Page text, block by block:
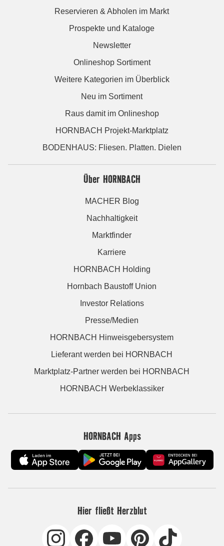
Reservieren & Abholen im Markt
Prospekte und Kataloge
Newsletter
Onlineshop Sortiment
Weitere Kategorien im Überblick
Neu im Sortiment
Raus damit im Onlineshop
HORNBACH Projekt-Marktplatz
BODENHAUS: Fliesen. Platten. Dielen
Über HORNBACH
MACHER Blog
Nachhaltigkeit
Marktfinder
Karriere
HORNBACH Holding
Hornbach Baustoff Union
Investor Relations
Presse/Medien
HORNBACH Hinweisgebersystem
Lieferant werden bei HORNBACH
Marktplatz-Partner werden bei HORNBACH
HORNBACH Werbeklassiker
HORNBACH Apps
Hier fließt Herzblut